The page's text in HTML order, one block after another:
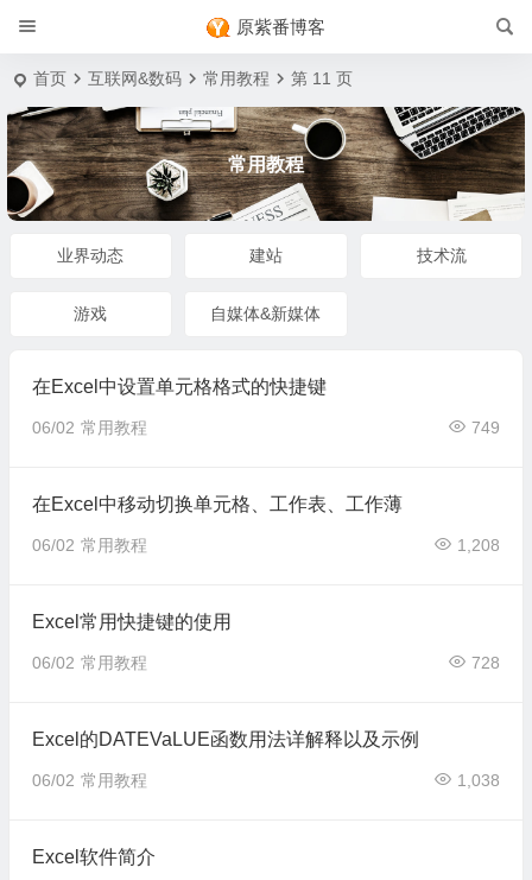
原紫番博客
首页 互联网&数码 常用教程 第 11 页
常用教程
业界动态 建站 技术流
游戏 自媒体&新媒体
在Excel中设置单元格格式的快捷键
06/02 常用教程 749
在Excel中移动切换单元格、工作表、工作薄
06/02 常用教程 1,208
Excel常用快捷键的使用
06/02 常用教程 728
Excel的DATEVaLUE函数用法详解释以及示例
06/02 常用教程 1,038
Excel软件简介